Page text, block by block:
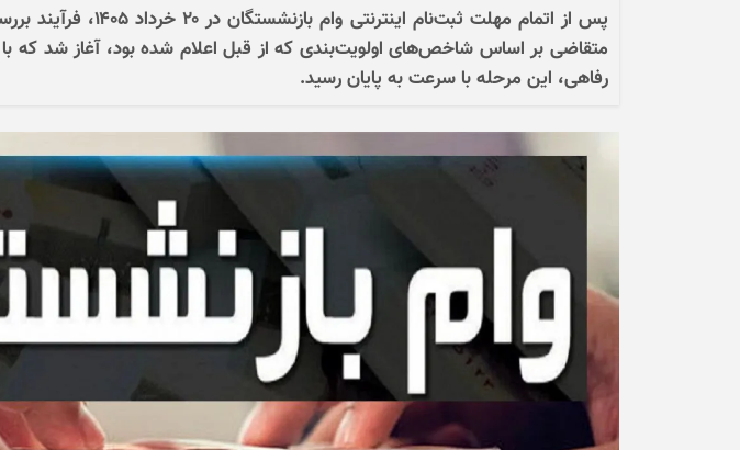
متقاضی بر اساس شاخص‌های اولویت‌بندی که از قبل اعلام شده بود، آغاز شد که
رفاهی، این مرحله با سرعت به پایان رسید.